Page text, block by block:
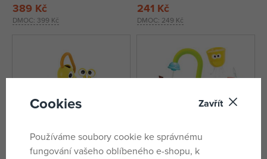
DMOC: 399 Kč
389 Kč
DMOC: 249 Kč
241 Kč
Cookies Zavřít
Používáme soubory cookie ke správnému
fungování vašeho oblíbeného e-shopu, k